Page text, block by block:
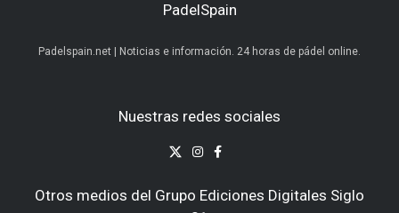
PadelSpain
Padelspain.net | Noticias e información. 24 horas de pádel online.
Nuestras redes sociales
Otros medios del Grupo Ediciones Digitales Siglo